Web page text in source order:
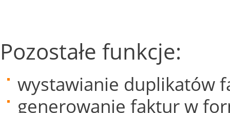
Pozostałe funkcje:
wystawianie duplikatów
generowanie faktur w